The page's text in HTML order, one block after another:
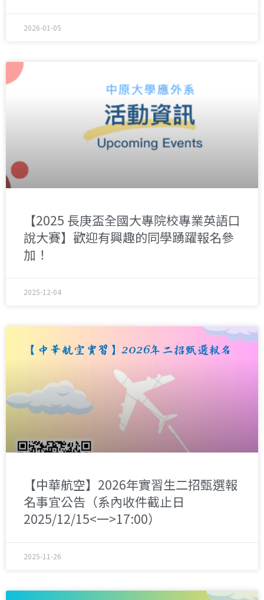
2026-01-05
【2025 長庚盃全國大專院校專業英語口
說大賽】歡迎有興趣的同學踴躍報名參
加！
2025-12-04
【中華航空】2026年實習生二招甄選報
名事宜公告（系內收件截止日
2025/12/15<一>17:00）
2025-11-26